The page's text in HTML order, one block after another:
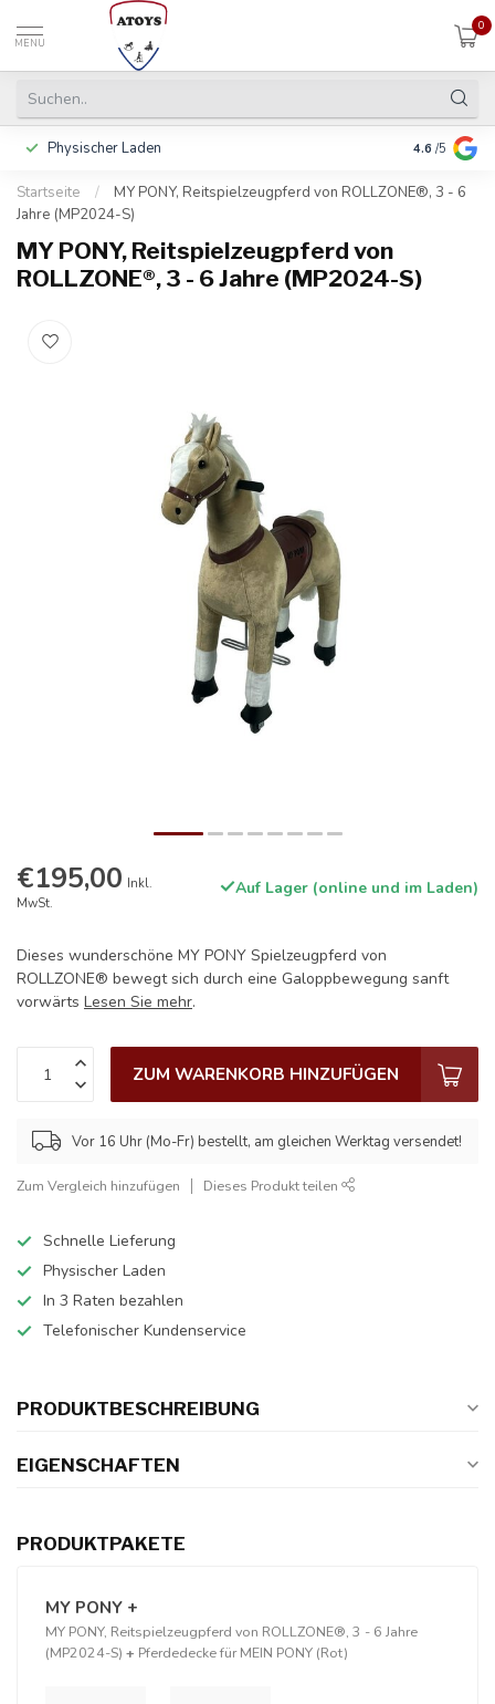
MENU
0
Physischer Laden In 3 Raten
4.6 /5
Startseite /
MY PONY, Reitspielzeugpferd von ROLLZONE®, 3 - 6
Jahre (MP2024-S)
MY PONY, Reitspielzeugpferd von
ROLLZONE®, 3 - 6 Jahre (MP2024-S)
€195,00 Inkl.
MwSt.
Auf Lager (online und im Laden)
Dieses wunderschöne MY PONY Spielzeugpferd von
ROLLZONE® bewegt sich durch eine Galoppbewegung sanft
vorwärts Lesen Sie mehr.
ZUM WARENKORB HINZUFÜGEN
Vor 16 Uhr (Mo-Fr) bestellt, am gleichen Werktag versendet!
Zum Vergleich hinzufügen Dieses Produkt teilen
Schnelle Lieferung
Physischer Laden
In 3 Raten bezahlen
Telefonischer Kundenservice
PRODUKTBESCHREIBUNG
EIGENSCHAFTEN
PRODUKTPAKETE
MY PONY +
MY PONY, Reitspielzeugpferd von ROLLZONE®, 3 - 6 Jahre
(MP2024-S) + Pferdedecke für MEIN PONY (Rot)